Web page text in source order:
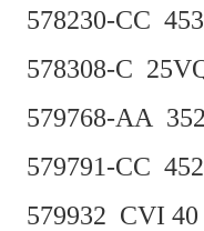
578230-CC
578308-C
579768-AA
579791-CC
579932 CVI